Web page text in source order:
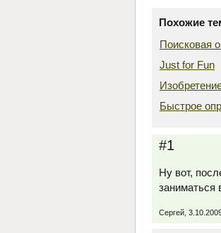
Похожие
Поисковая
Just for Fun
Быстрое
#1
Ну вот,
заниматься
Сергей,